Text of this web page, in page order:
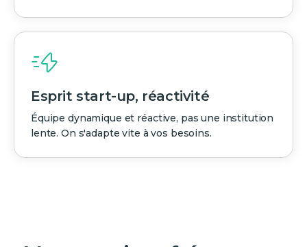
Esprit start-up, réactivité
Équipe dynamique et réactive, pas une institution
lente. On s'adapte vite à vos besoins.